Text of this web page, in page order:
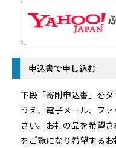
申込書で申し込む
下段「寄附申込書」を
うえ、電子メール、フ
さい。お礼の品を希望
をご覧になり希望する